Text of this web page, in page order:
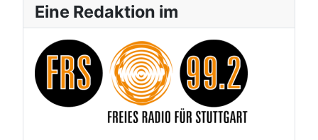
Eine Redaktion im